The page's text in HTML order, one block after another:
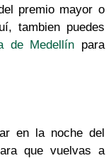
premio mayor o
tambien puedes
de Medellín para
en la noche del
que vuelvas a